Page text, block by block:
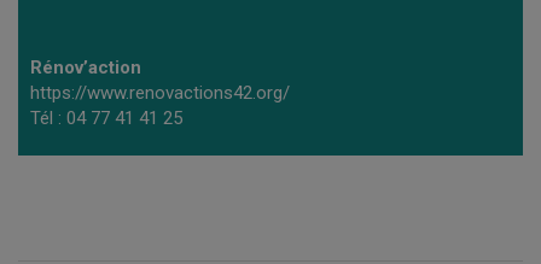
Rénov’action
https://www.renovactions42.org/
Tél : 04 77 41 41 25